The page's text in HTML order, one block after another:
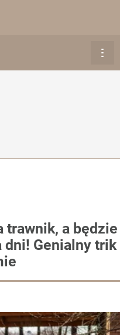
trawnik, a będzie
dni! Genialny trik